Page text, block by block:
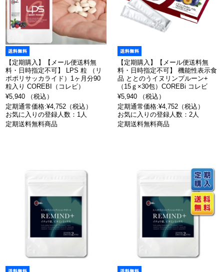
【定期購入】【メール便送料無
料・日時指定不可】 LPS 粒 （リ
ポポリサッカライド）1ヶ月分90
粒入り COREBI（コレビ）
¥5,940 （税込）
定期通常価格:¥4,752（税込）
お気に入りの登録人数：1人
定期送料無料商品
【定期購入】【メール便送料無
料・日時指定不可】 機能性表示食
品 ととのうイヌリンプルーン+
（15ｇ×30包）COREBi コレビ
¥5,940 （税込）
定期通常価格:¥4,752（税込）
お気に入りの登録人数：2人
定期送料無料商品